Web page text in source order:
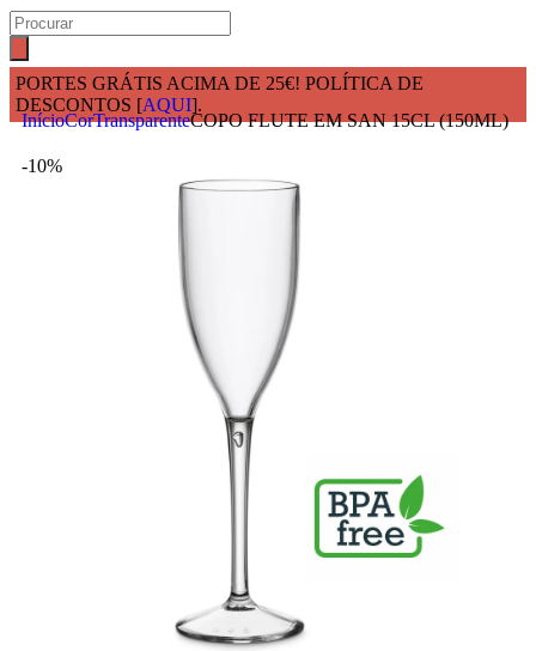
PORTES GRÁTIS ACIMA DE 25€! POLÍTICA DE
DESCONTOS [AQUI].
InícioCorTransparenteCOPO FLUTE EM SAN 15CL (150ML)
-10%